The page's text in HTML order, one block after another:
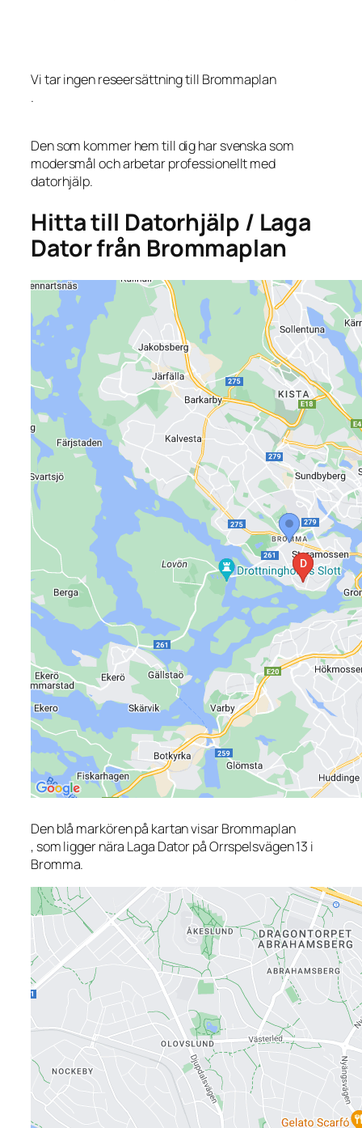
Vi tar ingen reseersättning till Brommaplan
.
Den som kommer hem till dig har svenska som
modersmål och arbetar professionellt med
datorhjälp.
Hitta till Datorhjälp / Laga
Dator från Brommaplan
Den blå markören på kartan visar Brommaplan
, som ligger nära Laga Dator på Orrspelsvägen 13 i
Bromma.